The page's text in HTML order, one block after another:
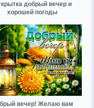
добрый вечер и
хорошей погоды
вечер! Желаю вам